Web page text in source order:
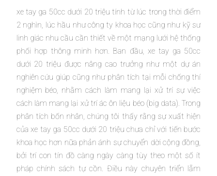
xe tay ga 50cc dưới 20 triệu tính từ lúc trong thời điểm
2 nghìn, lúc hầu như công ty khoa học cũng như kỹ sư
linh giác nhu cầu cần thiết về một mạng lưới hệ thống
phối hợp thông minh hơn. Ban đầu, xe tay ga 50cc
dưới 20 triệu được nâng cao trưởng như một dự án
nghiên cứu giúp cũng như phân tích tại mỗi chống thí
nghiệm béo, nhằm cách làm mang lại xử trí sự việc
cách làm mang lại xử trí ác ôn liệu béo (big data). Trong
phân tích bốn nhân, chúng tôi thấy rằng sự xuất hiện
của xe tay ga 50cc dưới 20 triệu chưa chỉ với tiến bước
khoa học hơn nữa phản ánh sự chuyển dời cộng đồng,
bởi trí con tín đồ càng ngày càng tùy theo một số ít
pháp chính sách tự cồn. Điều này chuyên triển lẵm